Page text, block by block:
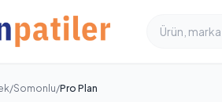
/Somonlu/Pro Plan